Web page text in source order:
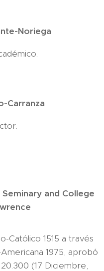
Noriega
Carranza
and College
Católico 1515 a través
1975, aprobó
(17 Diciembre,